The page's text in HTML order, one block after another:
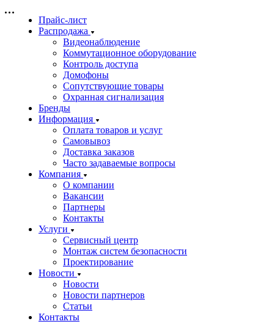
Прайс-лист
Распродажа
Видеонаблюдение
Коммутационное оборудование
Контроль доступа
Домофоны
Сопутствующие товары
Охранная сигнализация
Бренды
Информация
Оплата товаров и услуг
Самовывоз
Доставка заказов
Часто задаваемые вопросы
Компания
О компании
Вакансии
Партнеры
Контакты
Услуги
Сервисный центр
Монтаж систем безопасности
Проектирование
Новости
Новости
Новости партнеров
Статьи
Контакты